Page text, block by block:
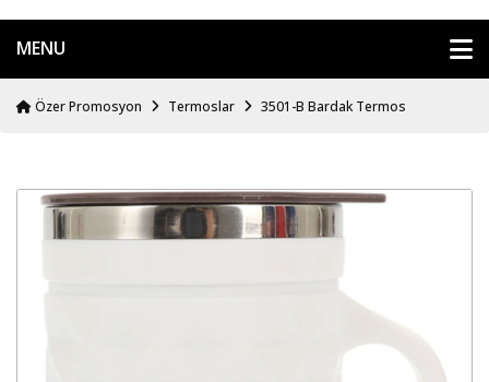
MENU
Özer Promosyon Termoslar 3501-B Bardak Termos